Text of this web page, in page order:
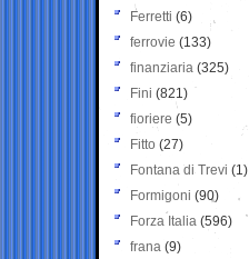
Ferretti (6)
ferrovie (133)
finanziaria (325)
Fini (821)
fioriere (5)
Fitto (27)
Fontana di Trevi (1)
Formigoni (90)
Forza Italia (596)
frana (9)